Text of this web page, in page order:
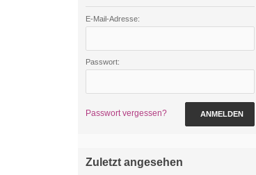
E-Mail-Adresse:
Passwort:
Passwort vergessen? ANMELDEN
Zuletzt angesehen